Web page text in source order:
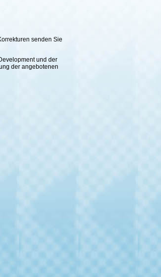
senden Sie
und der
der angebotenen